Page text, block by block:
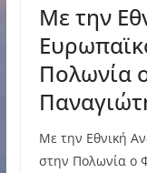
Με την
Πολωνία
Με την Εθνική
στην Πολωνία ο